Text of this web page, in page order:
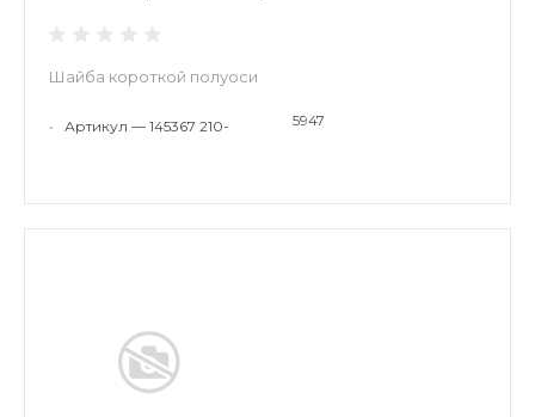
Шайба короткой полуоси
• Артикул — 145367 210- 5947